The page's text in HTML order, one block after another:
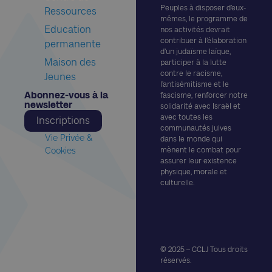
Peuples à disposer d’eux-
mêmes, le programme de
nos activités devrait
contribuer à l’élaboration
d’un judaïsme laïque,
participer à la lutte
contre le racisme,
l’antisémitisme et le
fascisme, renforcer notre
solidarité avec Israël et
avec toutes les
communautés juives
dans le monde qui
mènent le combat pour
assurer leur existence
physique, morale et
culturelle.
© 2025 – CCLJ Tous droits
réservés.
Ressources
Education
permanente
Maison des
Jeunes
Abonnez-vous à la
newsletter​
Inscriptions
Vie Privée &
Cookies